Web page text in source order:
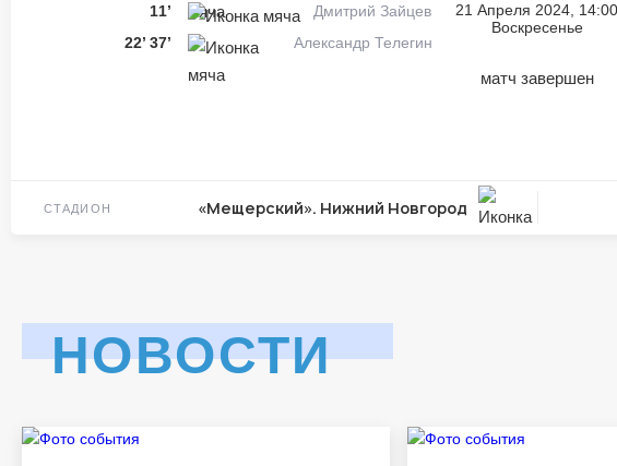
11’
Дмитрий Зайцев
22’ 37’ Александр Телегин
21 Апреля 2024, 14:00
Воскресенье
матч завершен
СТАДИОН «Мещерский». Нижний Новгород
НОВОСТИ